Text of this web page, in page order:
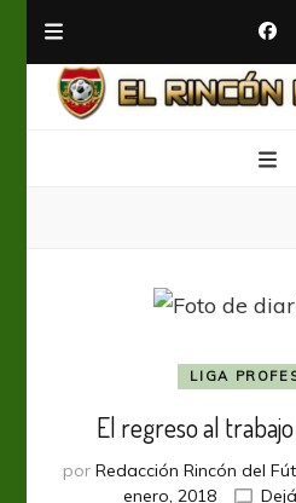
LIGA
El regreso al
por Redacción Rincón del
enero, 2018